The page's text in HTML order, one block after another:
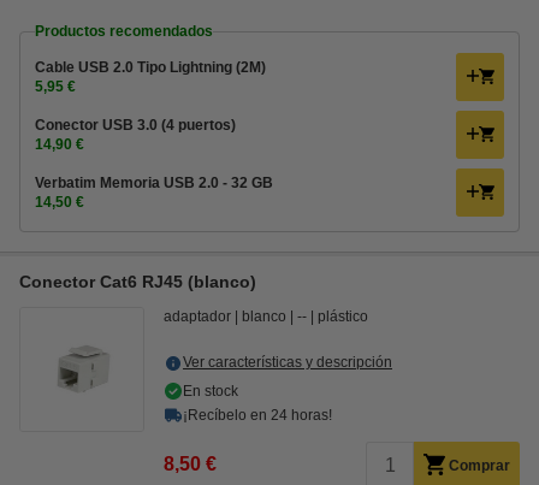
Productos recomendados
Cable USB 2.0 Tipo Lightning (2M)
5,95 €
Conector USB 3.0 (4 puertos)
14,90 €
Verbatim Memoria USB 2.0 - 32 GB
14,50 €
Conector Cat6 RJ45 (blanco)
adaptador blanco -- plástico
Ver características y descripción
En stock
¡Recíbelo en 24 horas!
8,50 € Comprar